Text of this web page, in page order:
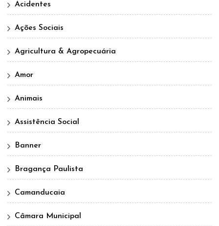
Acidentes
Ações Sociais
Agricultura & Agropecuária
Amor
Animais
Assistência Social
Banner
Bragança Paulista
Camanducaia
Câmara Municipal